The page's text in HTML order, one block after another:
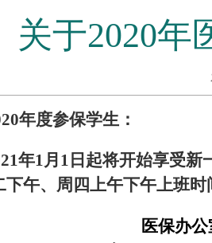
关于2020年
年度参保学生：
年1月1日起将开始享受新
下午、周四上午下午上班
医保办公